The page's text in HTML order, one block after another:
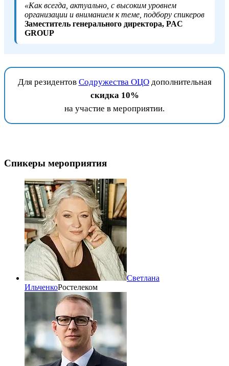
«Как всегда, актуально, с высоким уровнем
организации и вниманием к теме, подбору спикеров
Заместитель генерального директора, PAC
GROUP
Для резидентов Содружества ОЦОдополнительная
скидка 10%
на участие в мероприятии.
Спикеры мероприятия
Светлана
ИльченкоРостелеком